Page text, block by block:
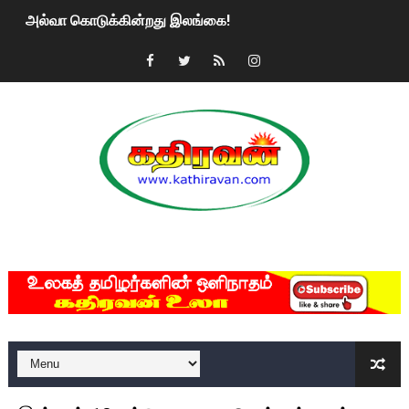
அல்வா கொடுக்கின்றது இலங்கை!
2ஆம் நாள் உக்ரைன் யுத்தம்!! எங்களைத் தனிமையில்
மகிந்த ராஜபக்சே பதவி விலக திட்டம்?
ரவுடி பேபிக்கு நடந்த தரமான சம்பவம்.. ஆபாச வீடியோக்களால்
குண்டை தூக்கிப்போட்ட ஆய்வு…. இந்தியாவின் “கோவிஷீல்டு”
யாழில் தமிழின தலைவர் பிரபாகரனின் பிறந்தநாளை
ஏர்போர்ட்டில் உதைத்த நபர் யார், என்ன நடந்தது?: உண்மையை
சீனா இலங்கையிடம் 8 மில்லியன் அமெரிக்க டொலர் நட்டஈடு